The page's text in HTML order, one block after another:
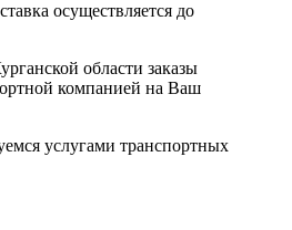
осуществляется до
области заказы
компанией на Ваш
услугами транспортных